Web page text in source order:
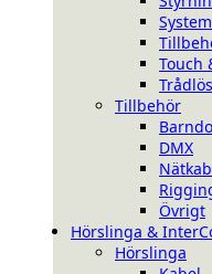
Touch
Tillbehör
DMX
Övrigt
Hörslinga &
Hörslinga